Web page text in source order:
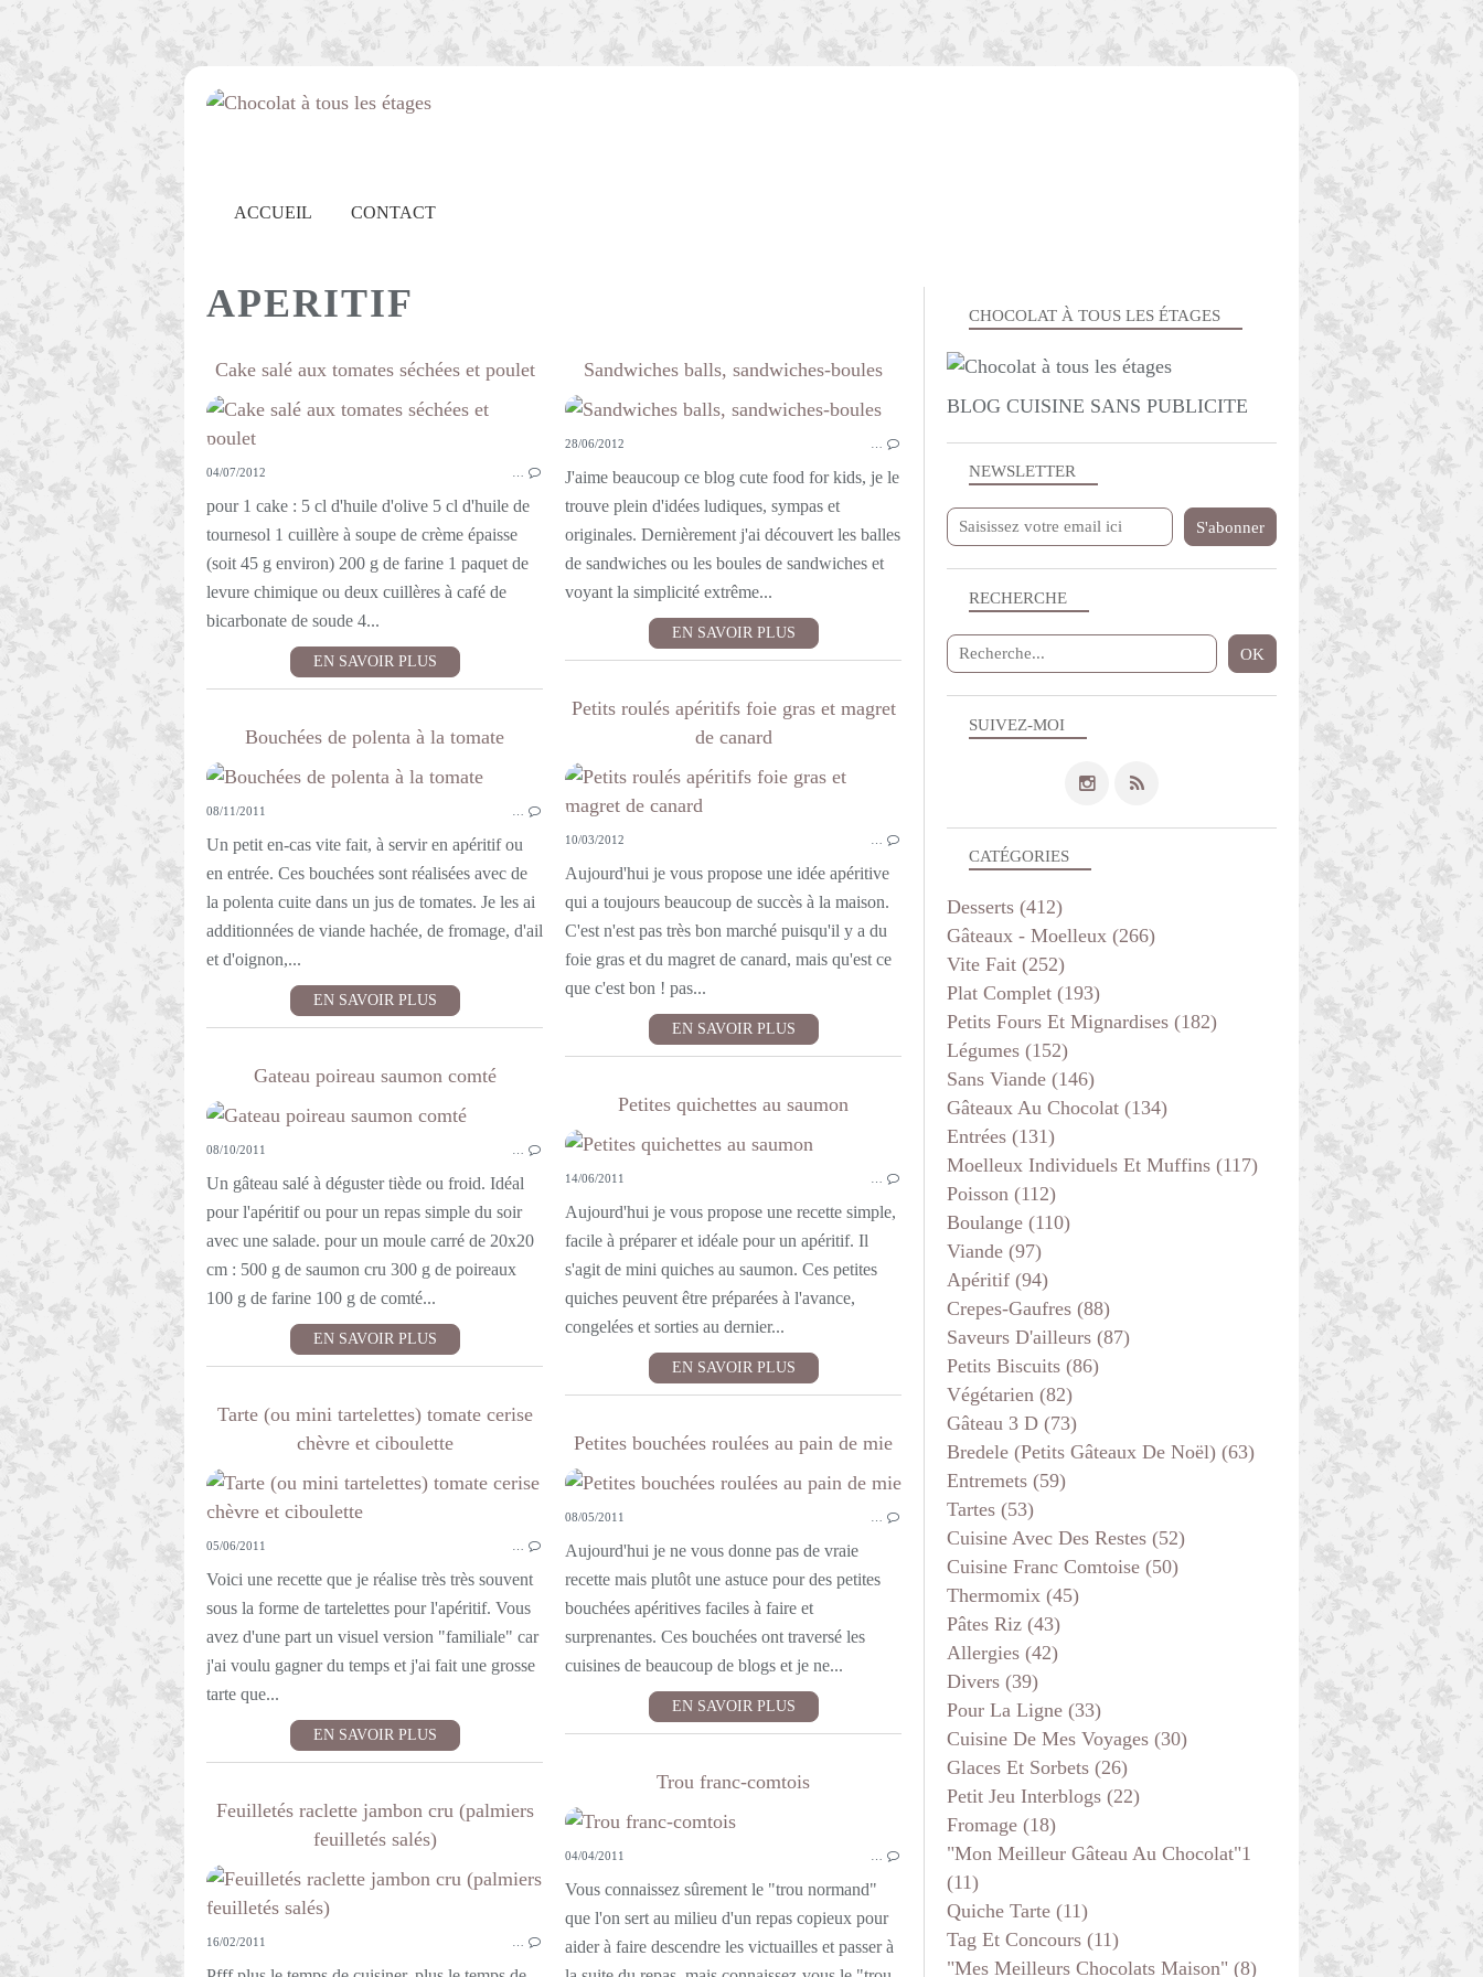
ACCUEIL CONTACT
APERITIF
Cake salé aux tomates séchées et poulet
APÉRITIF
04/07/2012
pour 1 cake : 5 cl d'huile d'olive 5 cl d'huile de
tournesol 1 cuillère à soupe de crème épaisse
(soit 45 g environ) 200 g de farine 1 paquet de
levure chimique ou deux cuillères à café de
bicarbonate de soude 4...
EN SAVOIR PLUS
Sandwiches balls, sandwiches-boules
APÉRITIF
28/06/2012
J'aime beaucoup ce blog cute food for kids, je le
trouve plein d'idées ludiques, sympas et
originales. Dernièrement j'ai découvert les balles
de sandwiches ou les boules de sandwiches et
voyant la simplicité extrême...
EN SAVOIR PLUS
Petits roulés apéritifs foie gras et magret
de canard
APÉRITIF
10/03/2012
Aujourd'hui je vous propose une idée apéritive
qui a toujours beaucoup de succès à la maison.
C'est n'est pas très bon marché puisqu'il y a du
foie gras et du magret de canard, mais qu'est ce
que c'est bon ! pas...
EN SAVOIR PLUS
Bouchées de polenta à la tomate
APÉRITIF
08/11/2011
Un petit en-cas vite fait, à servir en apéritif ou
en entrée. Ces bouchées sont réalisées avec de
la polenta cuite dans un jus de tomates. Je les ai
additionnées de viande hachée, de fromage, d'ail
et d'oignon,...
EN SAVOIR PLUS
Gateau poireau saumon comté
08/10/2011
Un gâteau salé à déguster tiède ou froid. Idéal
pour l'apéritif ou pour un repas simple du soir
avec une salade. pour un moule carré de 20x20
cm : 500 g de saumon cru 300 g de poireaux
100 g de farine 100 g de comté...
EN SAVOIR PLUS
Petites quichettes au saumon
14/06/2011
Aujourd'hui je vous propose une recette simple,
facile à préparer et idéale pour un apéritif. Il
s'agit de mini quiches au saumon. Ces petites
quiches peuvent être préparées à l'avance,
congelées et sorties au dernier...
EN SAVOIR PLUS
Tarte (ou mini tartelettes) tomate cerise
chèvre et ciboulette
APÉRITIF
05/06/2011
Voici une recette que je réalise très très souvent
sous la forme de tartelettes pour l'apéritif. Vous
avez d'une part un visuel version "familiale" car
j'ai voulu gagner du temps et j'ai fait une grosse
tarte que...
EN SAVOIR PLUS
Petites bouchées roulées au pain de mie
08/05/2011
Aujourd'hui je ne vous donne pas de vraie
recette mais plutôt une astuce pour des petites
bouchées apéritives faciles à faire et
surprenantes. Ces bouchées ont traversé les
cuisines de beaucoup de blogs et je ne...
EN SAVOIR PLUS
Trou franc-comtois
04/04/2011
Vous connaissez sûrement le "trou normand"
que l'on sert au milieu d'un repas copieux pour
aider à faire descendre les victuailles et passer à
Feuilletés raclette jambon cru (palmiers
feuilletés salés)
APÉRITIF
16/02/2011
NEWSLETTER
SUIVEZ-MOI
RECHERCHE
CHOCOLAT À TOUS LES ÉTAGES
BLOG CUISINE SANS PUBLICITE
CATÉGORIES
Desserts (412)
Gâteaux - Moelleux (266)
Vite Fait (252)
Plat Complet (193)
Petits Fours Et Mignardises (182)
Légumes (152)
Sans Viande (146)
Gâteaux Au Chocolat (134)
Entrées (131)
Moelleux Individuels Et Muffins (117)
Poisson (112)
Boulange (110)
Viande (97)
Apéritif (94)
Crepes-Gaufres (88)
Saveurs D'ailleurs (87)
Petits Biscuits (86)
Végétarien (82)
Gâteau 3 D (73)
Bredele (petits Gâteaux De Noël) (63)
Entremets (59)
Tartes (53)
Cuisine Avec Des Restes (52)
Cuisine Franc Comtoise (50)
Thermomix (45)
Pâtes Riz (43)
Allergies (42)
Divers (39)
Pour La Ligne (33)
Cuisine De Mes Voyages (30)
Glaces Et Sorbets (26)
Petit Jeu Interblogs (22)
Fromage (18)
"mon Meilleur Gâteau Au Chocolat"1
(11)
Quiche Tarte (11)
Tag Et Concours (11)
"mes Meilleurs Chocolats Maison" (8)